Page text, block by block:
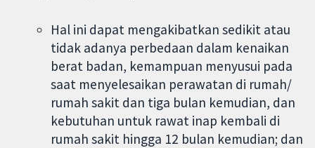
Hal ini dapat mengakibatkan sedikit atau
tidak adanya perbedaan dalam kenaikan
berat badan, kemampuan menyusui pada
saat menyelesaikan perawatan di rumah/
rumah sakit dan tiga bulan kemudian, dan
kebutuhan untuk rawat inap kembali di
rumah sakit hingga 12 bulan kemudian; dan